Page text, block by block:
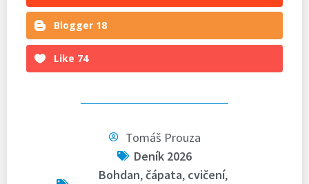
Blogger 18
Like 74
Tomáš Prouza
Deník 2026
Bohdan,čápata, cvičení,